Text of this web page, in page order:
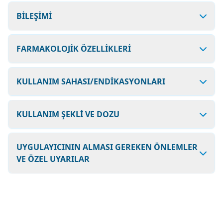
BİLEŞİMİ
FARMAKOLOJİK ÖZELLİKLERİ
KULLANIM SAHASI/ENDİKASYONLARI
KULLANIM ŞEKLİ VE DOZU
UYGULAYICININ ALMASI GEREKEN ÖNLEMLER
VE ÖZEL UYARILAR